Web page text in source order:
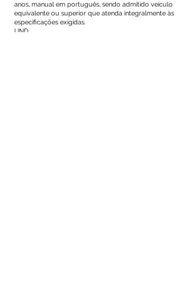
anos, manual em português, sendo admitido veículo
equivalente ou superior que atenda integralmente às
especificações exigidas.
UND